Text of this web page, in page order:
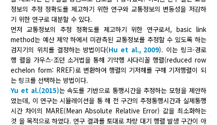
정보의 추정 정확도를 제고하기 위한 연구와 교통정보의 변동성을 저감하
기 위한 연구로 대분할 수 있다.
먼저 교통정보의 추정 정확도를 제고하기 위한 연구로서, basic link
method는 예산 제약 하에서 미관측된 교통정보를 추정할 수 있도록 하는
검지기의 위치를 결정하는 방법이다(Hu et al., 2009). 이는 링크-경로
행 렬을 가우스-조던 소거법을 통해 기약행 사다리꼴 행렬(reduced row
echelon form: RREF)로 변환하여 행렬의 기저해를 구해 기저행렬이 되
는 링크를 선택하는 방법이다.
Yu et al.(2015)는 속도를 기반으로 통행시간을 추정하는 모형을 제안하
였는데, 이 연구는 시뮬레이션을 통 해 전 구간의 추정통행시간과 실제통행
시간 차이의 MARE(Mean Absolute Relative Error) 값을 최소화하는
것 을 목적으로 하였다. 연구 결과를 토대로 차량 대기 행렬 발생 구간이 아